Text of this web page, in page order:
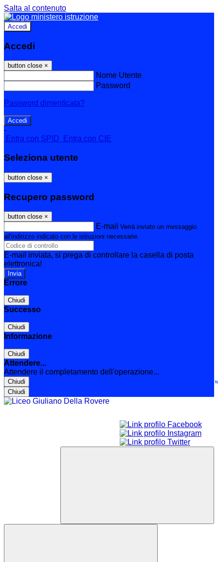
Salta al contenuto
Accedi
Accedi
button close ×
Nome Utente
Password
Password dimenticata?
-
Entra con SPID
Entra con CIE
Seleziona utente
button close ×
Recupero password
button close ×
E-mail Verrà inviato un messaggio
all'indirizzo indicato con le istruzioni necessarie.
E-mail inviata, si prega di controllare la casella di posta
elettronica!
Errore
Chiudi
Successo
Chiudi
Informazione
Chiudi
Attendere...
Attendere il completamento dell'operazione...
Chiudi
Chiudi
Le